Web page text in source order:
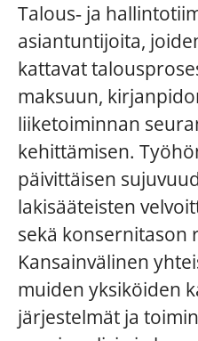
Talous‑ ja
asiantuntijoita,
kattavat
maksuun,
liiketoiminnan
kehittämisen.
päivittäisen
lakisääteisten
sekä konsernitason
Kansainvälinen
muiden yksiköiden
järjestelmät ja